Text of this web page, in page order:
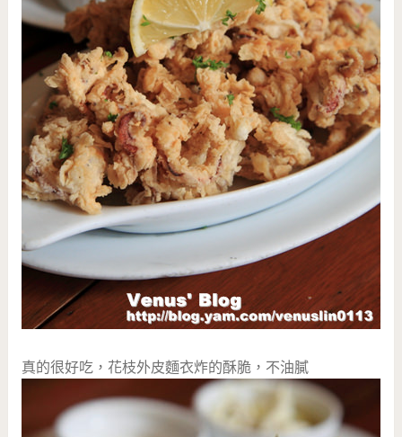
真的很好吃，花枝外皮麵衣炸的酥脆，不油膩